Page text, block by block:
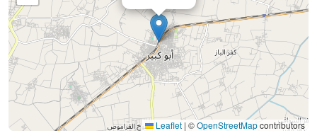
Leaflet | ©OpenStreetMapcontributors